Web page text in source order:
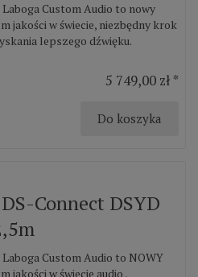
Laboga Custom Audio to nowy
jakości w świecie, niezbędny krok
lepszego dźwięku.
5 749,00 zł *
Do koszyka
Connect DSYD
Laboga Custom Audio to NOWY
jakości w świecie audio ,